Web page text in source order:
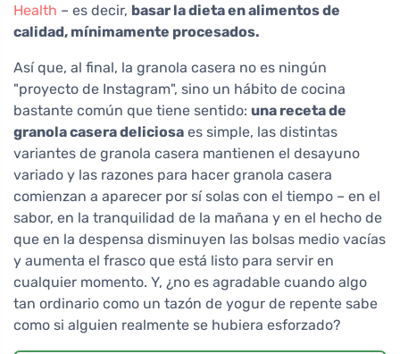
Health – es decir, basar la dieta en alimentos de
calidad, mínimamente procesados.
Así que, al final, la granola casera no es ningún
"proyecto de Instagram", sino un hábito de cocina
bastante común que tiene sentido: una receta de
granola casera deliciosa es simple, las distintas
variantes de granola casera mantienen el desayuno
variado y las razones para hacer granola casera
comienzan a aparecer por sí solas con el tiempo – en el
sabor, en la tranquilidad de la mañana y en el hecho de
que en la despensa disminuyen las bolsas medio vacías
y aumenta el frasco que está listo para servir en
cualquier momento. Y, ¿no es agradable cuando algo
tan ordinario como un tazón de yogur de repente sabe
como si alguien realmente se hubiera esforzado?